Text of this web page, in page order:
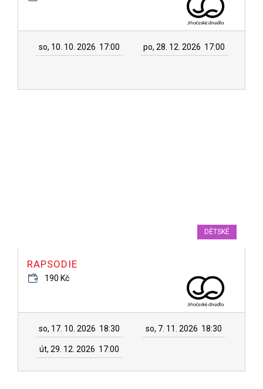
so, 10. 10. 2026 17:00 po, 28. 12. 2026 17:00
DĚTSKÉ
RAPSODIE
190 Kč
so, 17. 10. 2026 18:30 so, 7. 11. 2026 18:30
út, 29. 12. 2026 17:00